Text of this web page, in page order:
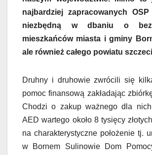
najbardziej zapracowanych
niezbędną w dbaniu o
mieszkańców miasta i gminy
ale również całego powiatu
Druhny i druhowie zwrócili się
pomoc finansową zakładając
Chodzi o zakup ważnego dla nich
AED wartego około 8 tysięcy
na charakterystyczne położenie tj.
w Bornem Sulinowie Dom